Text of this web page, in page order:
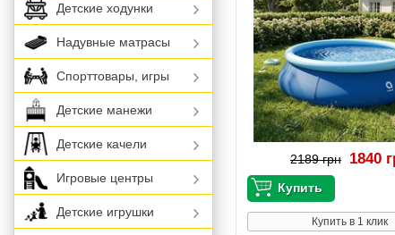
2189 грн 1840
Купить в 1 клик
Детские ходунки
Надувные матрасы
Спорттовары, игры
Детские манежи
Детские качели
Игровые центры
Детские игрушки